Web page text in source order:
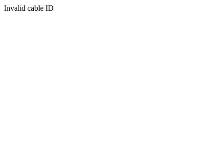
Invalid cable ID